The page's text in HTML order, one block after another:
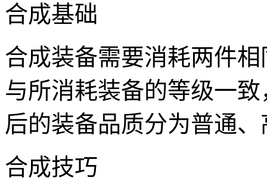
合成基础
合成装备需要消耗两件
与所消耗装备的等级一
后的装备品质分为普通
合成技巧